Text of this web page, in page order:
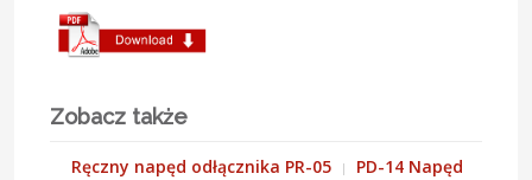
Zobacz także
Ręczny napęd odłącznika PR-05
PD-14 Napęd